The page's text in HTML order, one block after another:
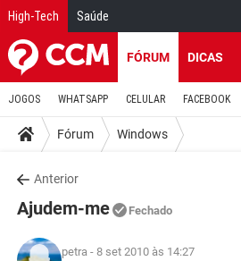
High-Tech Saúde
FÓRUM DICAS
JOGOS WHATSAPP CELULAR FACEBOOK
Fórum Windows
Anterior
Ajudem-me Fechado
petra - 8 set 2010 às 14:27